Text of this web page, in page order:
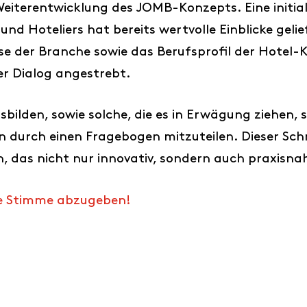
des JOMB-Konzepts. Eine
Hoteliers hat bereits wertvolle Einblicke
der Branche sowie das Berufsprofil der
Dialog angestrebt.
sowie solche, die es in Erwägung ziehen,
durch einen Fragebogen mitzuteilen. Dieser
das nicht nur innovativ, sondern auch
Stimme abzugeben!